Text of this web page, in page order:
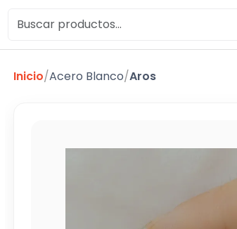
Inicio/Acero Blanco/Aros